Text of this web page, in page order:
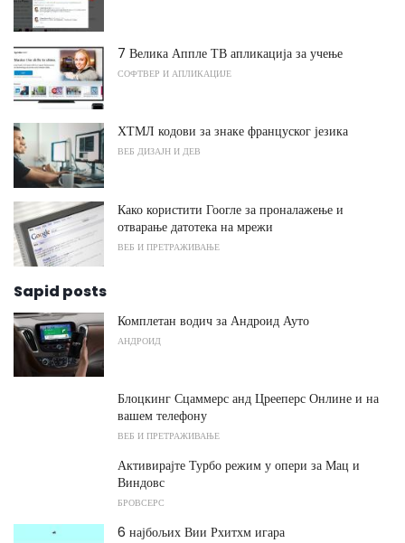
7 Велика Аппле ТВ апликација за учење
СОФТВЕР И АПЛИКАЦИЈЕ
ХТМЛ кодови за знаке француског језика
ВЕБ ДИЗАЈН И ДЕВ
Како користити Гоогле за проналажење и
отварање датотека на мрежи
ВЕБ И ПРЕТРАЖИВАЊЕ
Sapid posts
Комплетан водич за Андроид Ауто
АНДРОИД
Блоцкинг Сцаммерс анд Црееперс Онлине и на
вашем телефону
ВЕБ И ПРЕТРАЖИВАЊЕ
Активирајте Турбо режим у опери за Мац и
Виндовс
БРОВСЕРС
6 најбољих Вии Рхитхм игара